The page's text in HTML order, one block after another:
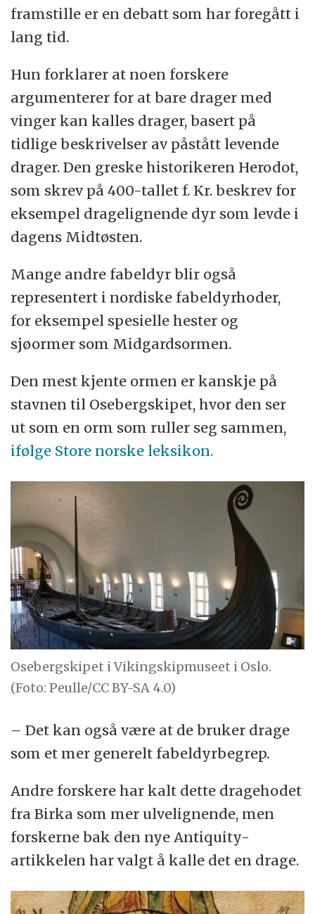
framstille er en debatt som har foregått i
lang tid.
Hun forklarer at noen forskere
argumenterer for at bare drager med
vinger kan kalles drager, basert på
tidlige beskrivelser av påstått levende
drager. Den greske historikeren Herodot,
som skrev på 400-tallet f. Kr. beskrev for
eksempel dragelignende dyr som levde i
dagens Midtøsten.
Mange andre fabeldyr blir også
representert i nordiske fabeldyrhoder,
for eksempel spesielle hester og
sjøormer som Midgardsormen.
Den mest kjente ormen er kanskje på
stavnen til Osebergskipet, hvor den ser
ut som en orm som ruller seg sammen,
ifølge Store norske leksikon.
Osebergskipet i Vikingskipmuseet i Oslo.
(Foto: Peulle/CC BY-SA 4.0)
– Det kan også være at de bruker drage
som et mer generelt fabeldyrbegrep.
Andre forskere har kalt dette dragehodet
fra Birka som mer ulvelignende, men
forskerne bak den nye Antiquity-
artikkelen har valgt å kalle det en drage.